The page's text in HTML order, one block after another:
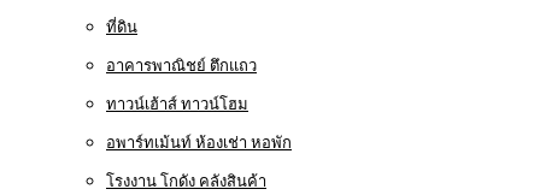
ที่ดิน
อาคารพาณิชย์ ตึกแถว
ทาวน์เฮ้าส์ ทาวน์โฮม
อพาร์ทเม้นท์ ห้องเช่า หอพัก
โรงงาน โกดัง คลังสินค้า